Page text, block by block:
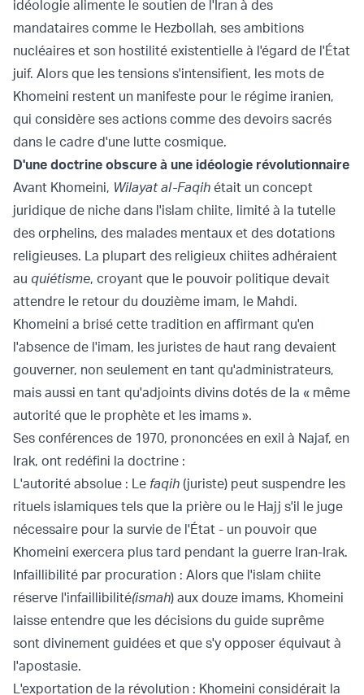
idéologie alimente le soutien de l'Iran à des
mandataires comme le Hezbollah, ses ambitions
nucléaires et son hostilité existentielle à l'égard de l'État
juif. Alors que les tensions s'intensifient, les mots de
Khomeini restent un manifeste pour le régime iranien,
qui considère ses actions comme des devoirs sacrés
dans le cadre d'une lutte cosmique.
D'une doctrine obscure à une idéologie révolutionnaire
Avant Khomeini, Wilayat al-Faqih était un concept
juridique de niche dans l'islam chiite, limité à la tutelle
des orphelins, des malades mentaux et des dotations
religieuses. La plupart des religieux chiites adhéraient
au quiétisme, croyant que le pouvoir politique devait
attendre le retour du douzième imam, le Mahdi.
Khomeini a brisé cette tradition en affirmant qu'en
l'absence de l'imam, les juristes de haut rang devaient
gouverner, non seulement en tant qu'administrateurs,
mais aussi en tant qu'adjoints divins dotés de la « même
autorité que le prophète et les imams ».
Ses conférences de 1970, prononcées en exil à Najaf, en
Irak, ont redéfini la doctrine :
L'autorité absolue : Le faqih (juriste) peut suspendre les
rituels islamiques tels que la prière ou le Hajj s'il le juge
nécessaire pour la survie de l'État - un pouvoir que
Khomeini exercera plus tard pendant la guerre Iran-Irak.
Infaillibilité par procuration : Alors que l'islam chiite
réserve l'infaillibilité(ismah) aux douze imams, Khomeini
laisse entendre que les décisions du guide suprême
sont divinement guidées et que s'y opposer équivaut à
l'apostasie.
L'exportation de la révolution : Khomeini considérait la